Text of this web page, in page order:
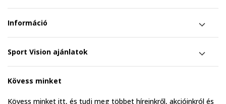
Információ
Sport Vision ajánlatok
Kövess minket
Kövess minket itt, és tudj meg többet híreinkről, akcióinkról és